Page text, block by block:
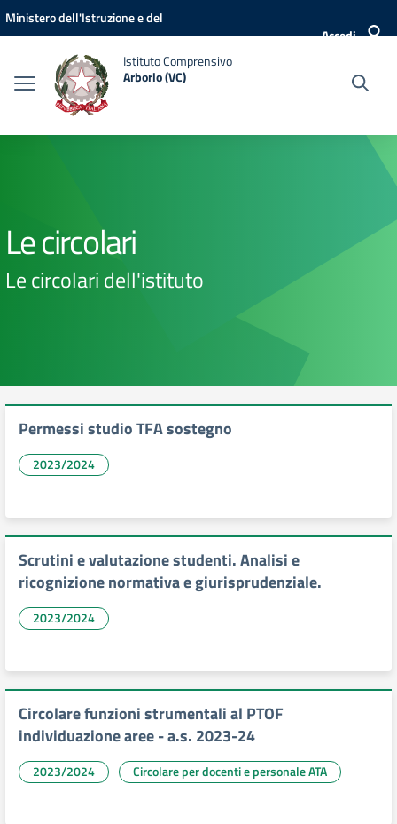
Vai ai contenuti
Vai al menu di navigazione
Vai al footer
Ministero dell'Istruzione e del
Accedi
Istituto Comprensivo
Arborio (VC)
Le circolari
Le circolari dell'istituto
Permessi studio TFA sostegno
2023/2024
Scrutini e valutazione studenti. Analisi e
ricognizione normativa e giurisprudenziale.
2023/2024
Circolare funzioni strumentali al PTOF
individuazione aree - a.s. 2023-24
2023/2024 Circolare per docenti e personale ATA